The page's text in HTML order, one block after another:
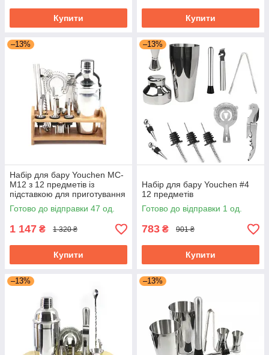
Купити Купити
–13%
Набір для бару Youchen MC-
M12 з 12 предметів із
підставкою для приготування
коктейлів
Готово до відправки 47 од.
1 147 ₴ 1 320 ₴
Купити
–13%
Набір для бару Youchen #4
12 предметів
Готово до відправки 1 од.
783 ₴ 901 ₴
Купити
–13% –13%